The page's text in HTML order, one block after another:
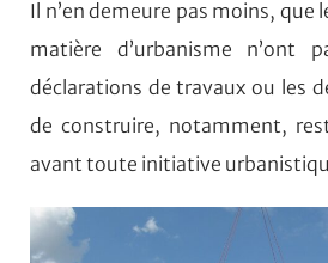
Il n’en demeure pas moins, que
matière d’urbanisme n’ont
déclarations de travaux ou les
de construire, notamment,
avant toute initiative